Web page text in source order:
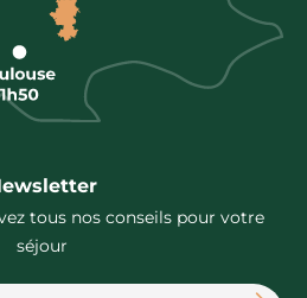
tous nos conseils pour votre
séjour